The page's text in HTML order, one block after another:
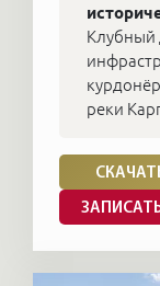
Клубный
реки